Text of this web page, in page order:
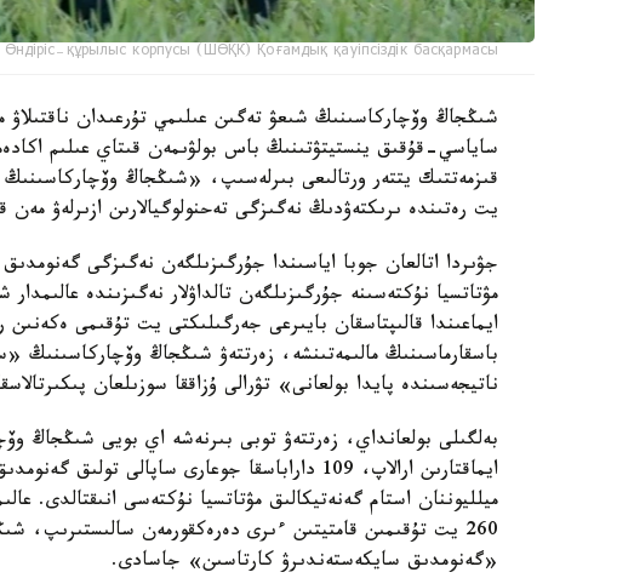
құрылыс корпусы (ШӨҚК) Қоғамдық қауіпсіздік басқармасы
ساياسي-قۇقىق ينستيتۋتىنىڭ باس بولۋىمەن قىتاي عىلىم
قىزمەتتىك يتتەر ورتالىعى بىرلەسىپ، «شىڭجاڭ وۆچاركاسىنىڭ
يت رەتىندە ىرىكتەۋدىڭ نەگىزگى تەحنولوگيالارىن ازىرلەۋ
جۋىردا اتالعان جوبا اياسىندا جۇرگىزىلگەن نەگىزگى گەنومدىق
مۋتاتسيا نۇكتەسىنە جۇرگىزىلگەن تالداۋلار نەگىزىندە
ايماعىندا قالىپتاسقان بايىرعى جەرگىلىكتى يت تۇقىمى
باسقارماسىنىڭ مالىمەتىنشە، زەرتتەۋ شىڭجاڭ وۆچاركاسىنىڭ
ناتيجەسىندە پايدا بولعانى» تۋرالى ۇزاققا سوزىلعان
بەلگىلى بولعانداي، زەرتتەۋ توبى بىرنەشە اي بويى شىڭجاڭ
ميلليوننان استام گەنەتيكالىق مۋتاتسيا نۇكتەسى انىقتالدى.
260 يت تۇقىمىن قامتيتىن ءىرى دەرەكقورمەن
«گەنومدىق سايكەستەندىرۋ كارتاسىن» جاسادى.